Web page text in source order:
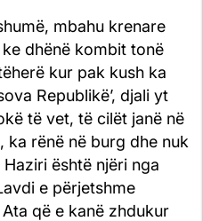
mbahu krenare
dhënë kombit tonë
kur pak kush ka
Republikë’, djali yt
të vet, të cilët janë në
ka rënë në burg dhe nuk
Haziri është njëri nga
e përjetshme
që e kanë zhdukur